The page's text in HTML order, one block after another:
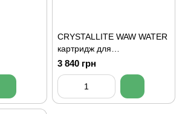
CRYSTALLITE WAW WATER
картридж для
бутылированной воды
3 840 грн